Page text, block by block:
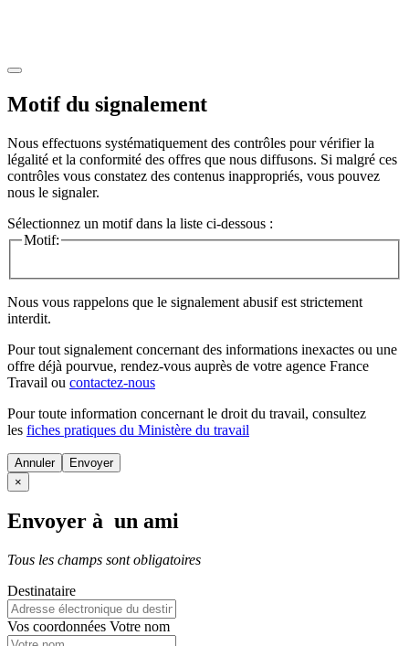
Motif du signalement
Nous effectuons systématiquement des contrôles pour vérifier la
légalité et la conformité des offres que nous diffusons. Si malgré ces
contrôles vous constatez des contenus inappropriés, vous pouvez
nous le signaler.
Sélectionnez un motif dans la liste ci-dessous :
Motif:
Nous vous rappelons que le signalement abusif est strictement
interdit.
Pour tout signalement concernant des informations inexactes ou une
offre déjà pourvue, rendez-vous auprès de votre agence France
Travail ou contactez-nous
Pour toute information concernant le droit du travail, consultez
les fiches pratiques du Ministère du travail
Annuler
×
Envoyer à un ami
Tous les champs sont obligatoires
Destinataire
Vos coordonnées Votre nom